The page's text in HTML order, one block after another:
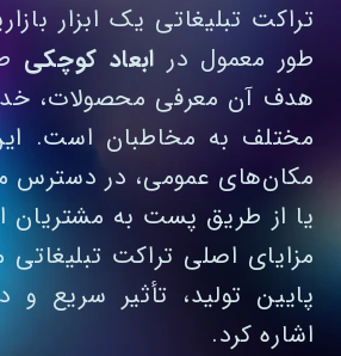
تراکت تبلیغاتی یک ابزار
طور معمول در ابعاد کوچکی
هدف آن معرفی محصولات،
مختلف به مخاطبان است.
مکان‌های عمومی، در دسترس
یا از طریق پست به مشتریان
مزایای اصلی تراکت تبلیغاتی
پایین تولید، تأثیر سریع
اشاره کرد.